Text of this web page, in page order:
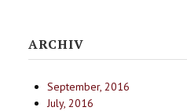
ARCHIV
September, 2016
July, 2016